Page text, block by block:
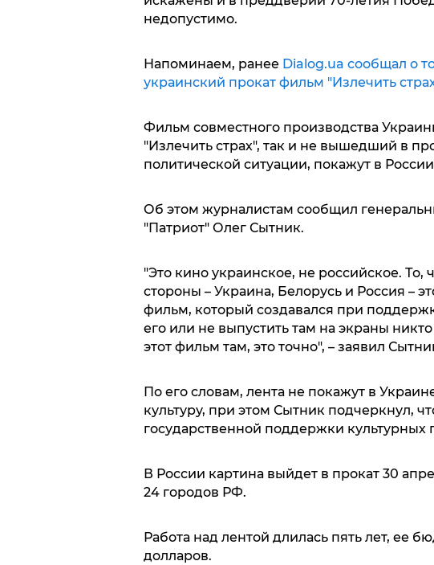
недопустимо.
Напоминаем, ранее Dialog.ua сообщал о
украинский прокат фильм "Излечить
Фильм совместного производства
"Излечить страх", так и не вышедший в
политической ситуации, покажут в
Об этом журналистам сообщил
"Патриот" Олег Сытник.
"Это кино украинское, не российское. То,
стороны – Украина, Белорусь и Россия –
фильм, который создавался при
его или не выпустить там на экраны
этот фильм там, это точно", – заявил
По его словам, лента не покажут в
культуру, при этом Сытник подчеркнул,
государственной поддержки культурных
В России картина выйдет в прокат 30
24 городов РФ.
Работа над лентой длилась пять лет, ее
долларов.